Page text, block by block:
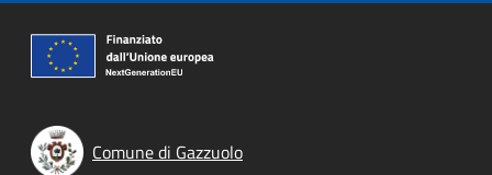
Comune di Gazzuolo